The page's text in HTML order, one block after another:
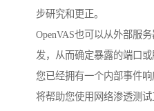
步研究和更正。
OpenVAS也可以从外部服
发，从而确定暴露的端口
您已经拥有一个内部事件响
将帮助您使用网络渗透测